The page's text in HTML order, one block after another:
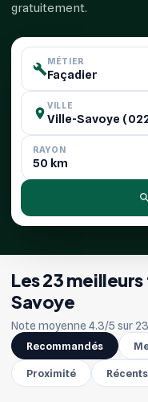
gratuitement.
MÉTIER
VILLE
RAYON
Les 23
Savoye
Note moyenne 4.3/5 sur
Recommandés
Proximité Récents